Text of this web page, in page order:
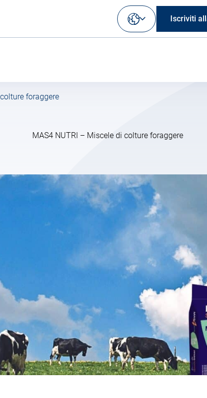
Seleziona
la
Iscriviti
foraggere
MAS4 NUTRI – Miscele di colture foraggere